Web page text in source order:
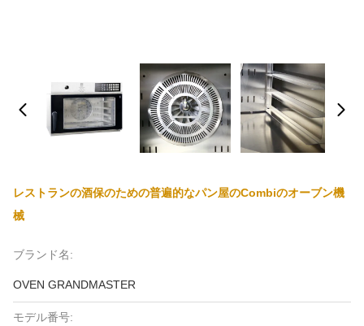
レストランの酒保のための普遍的なパン屋のCombiのオーブン機
械
ブランド名:
OVEN GRANDMASTER
モデル番号: